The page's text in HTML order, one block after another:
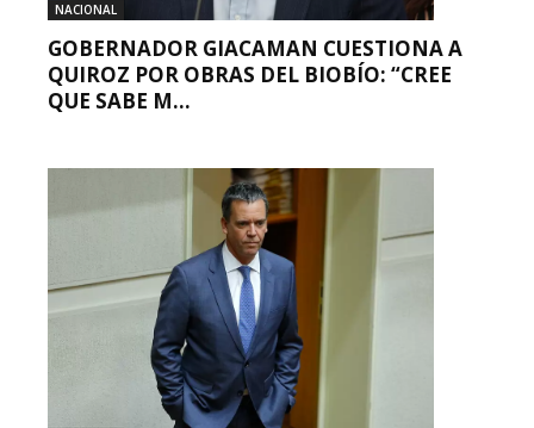
NACIONAL
GOBERNADOR GIACAMAN CUESTIONA A
QUIROZ POR OBRAS DEL BIOBÍO: “CREE
QUE SABE M...